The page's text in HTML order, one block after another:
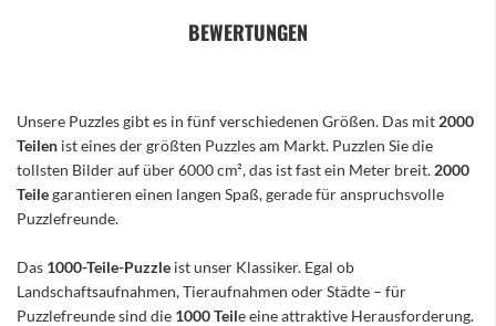
BEWERTUNGEN
Unsere Puzzles gibt es in fünf verschiedenen Größen. Das mit 2000
Teilen ist eines der größten Puzzles am Markt. Puzzlen Sie die
tollsten Bilder auf über 6000 cm², das ist fast ein Meter breit. 2000
Teilegarantieren einen langen Spaß, gerade für anspruchsvolle
Puzzlefreunde.
Das 1000-Teile-Puzzle ist unser Klassiker. Egal ob
Landschaftsaufnahmen, Tieraufnahmen oder Städte – für
Puzzlefreunde sind die 1000 Teile eine attraktive Herausforderung.